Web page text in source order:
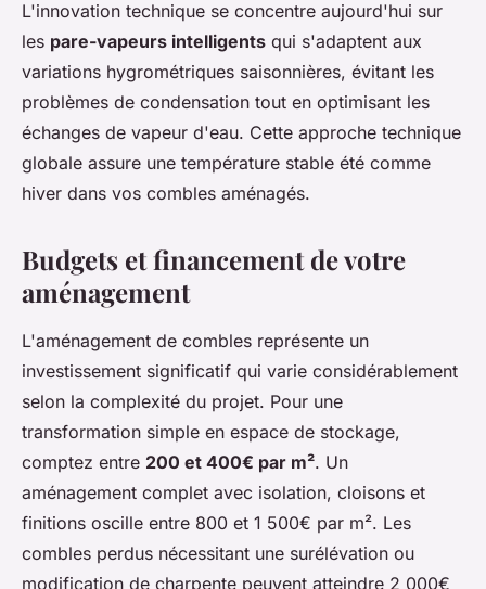
L'innovation technique se concentre aujourd'hui sur
les pare-vapeurs intelligents qui s'adaptent aux
variations hygrométriques saisonnières, évitant les
problèmes de condensation tout en optimisant les
échanges de vapeur d'eau. Cette approche technique
globale assure une température stable été comme
hiver dans vos combles aménagés.
Budgets et financement de votre
aménagement
L'aménagement de combles représente un
investissement significatif qui varie considérablement
selon la complexité du projet. Pour une
transformation simple en espace de stockage,
comptez entre 200 et 400€ par m². Un
aménagement complet avec isolation, cloisons et
finitions oscille entre 800 et 1 500€ par m². Les
combles perdus nécessitant une surélévation ou
modification de charpente peuvent atteindre 2 000€